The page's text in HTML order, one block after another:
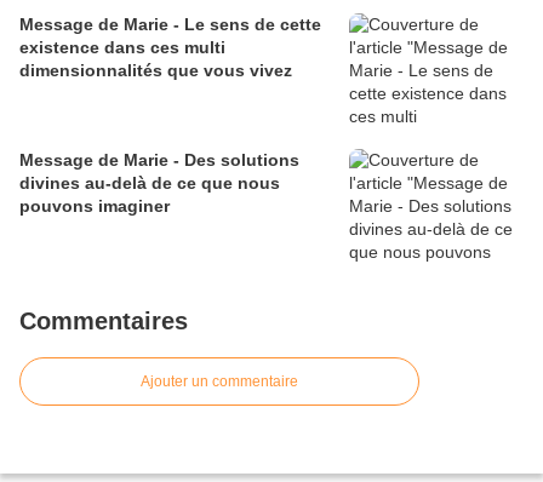
Message de Marie - Le sens de cette
existence dans ces multi
dimensionnalités que vous vivez
Message de Marie - Des solutions
divines au-delà de ce que nous
pouvons imaginer
Commentaires
Ajouter un commentaire